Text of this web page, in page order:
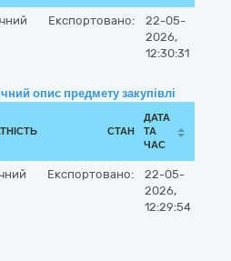
Експортовано:
22-05-
2026,
12:30:31
опис предмету закупівлі
СТАН
ДАТА
ТА
ЧАС
Експортовано:
22-05-
2026,
12:29:54